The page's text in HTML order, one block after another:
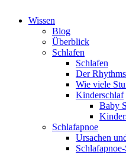
Wissen
Blog
Überblick
Schlafen
Schlafen
Der
Wie viele
Kinderschlaf
Baby
Schlafapnoe
Ursachen